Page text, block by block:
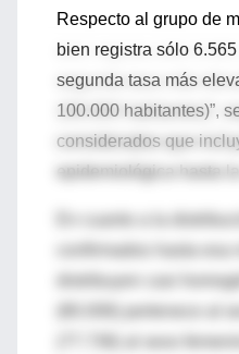
Respecto al grupo de
bien registra sólo
segunda tasa más
100.000 habitantes)”,
considerados que
epidemiológica hasta
distribuyen casi